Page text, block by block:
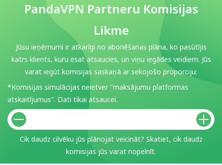
PandaVPN Partneru Komisijas
Likme
Jūsu ieņēmumi ir atkarīgi no abonēšanas plāna, ko pasūtījis
katrs klients, kuru esat atsaucies, un viņu iegādes veidiem. Jūs
varat iegūt komisijas saskaņā ar sekojošo proporciju:
*Komisijas simulācijas neietver "maksājumu platformas
atskaitījumus". Dati tikai atsaucei.
Cik daudz cilvēku jūs plānojat veicināt? Skatiet, cik daudz
komisijas jūs varat nopelnīt.